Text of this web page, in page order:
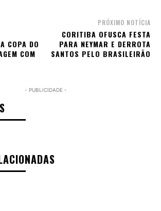
COPA DO
COM
PRÓXIMO NOTÍCIA
CORITIBA OFUSCA FESTA
PARA NEYMAR E DERROTA
SANTOS PELO BRASILEIRÃO
- PUBLICIDADE -